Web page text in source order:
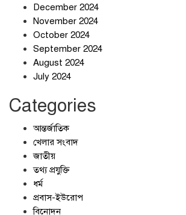
December 2024
November 2024
October 2024
September 2024
August 2024
July 2024
Categories
আন্তর্জাতিক
খেলার সংবাদ
জাতীয়
তথ্য প্রযুক্তি
ধর্ম
প্রবাস-ইউরোপ
বিনোদন